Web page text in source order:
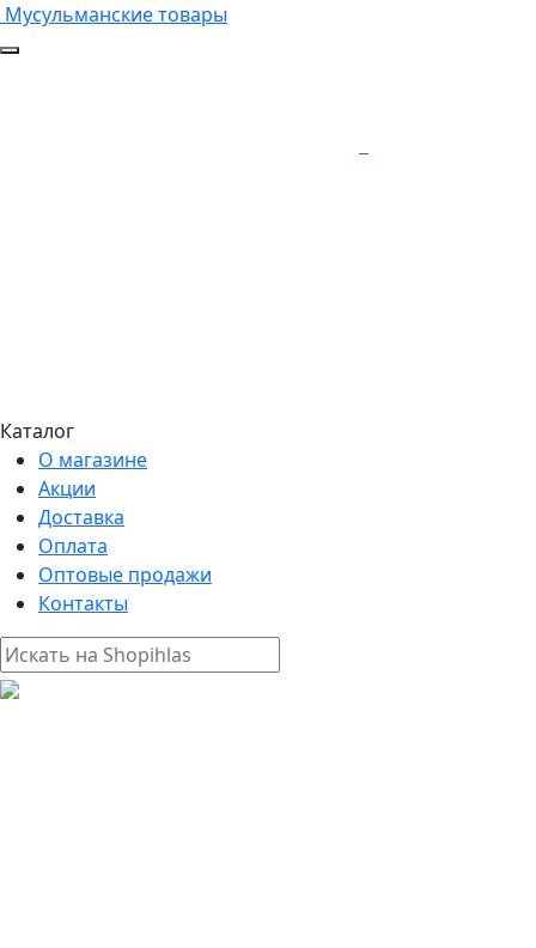
Мусульманские товары
Каталог
О магазине
Акции
Доставка
Оплата
Оптовые продажи
Контакты